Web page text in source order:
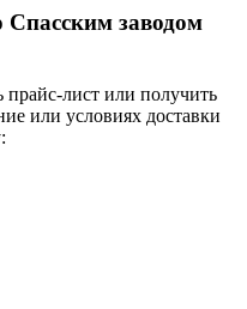
Cпасским заводом
прайс-лист или получить
или условиях доставки